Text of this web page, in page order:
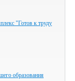
"Готов к труду
образования